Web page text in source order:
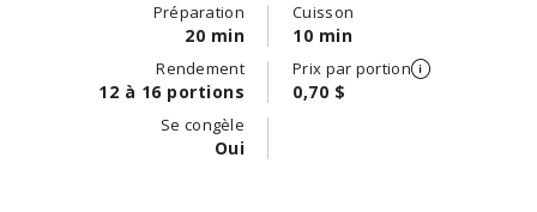
Préparation
20 min
Cuisson
10 min
Rendement
12 à 16 portions
Prix par portion
0,70 $
Se congèle
Oui